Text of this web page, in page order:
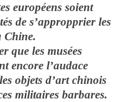
européens soient
de s’appropprier les
Chine.
que les musées
encore l’audace
objets d’art chinois
militaires barbares.